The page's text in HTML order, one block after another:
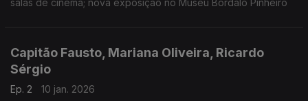
salas de cinema; nova exposição no Museu Bordalo Pinheiro
Capitão Fausto, Mariana Oliveira, Ricardo
Sérgio
Ep. 2
10 jan. 2026